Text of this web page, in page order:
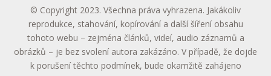
© Copyright 2023. Všechna práva vyhrazena. Jakákoliv
reprodukce, stahování, kopírování a další šíření obsahu
tohoto webu – zejména článků, videí, audio záznamů a
obrázků – je bez svolení autora zakázáno. V případě, že dojde
k porušení těchto podmínek, bude okamžitě zahájeno